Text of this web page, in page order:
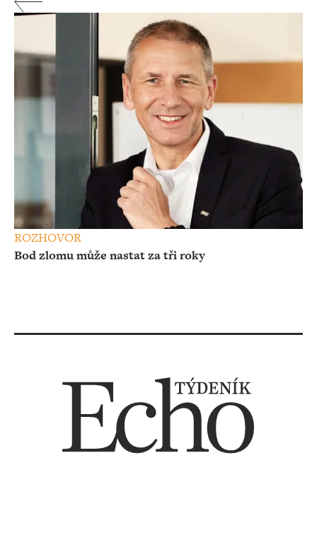
ROZHOVOR
Bod zlomu může nastat za tři roky